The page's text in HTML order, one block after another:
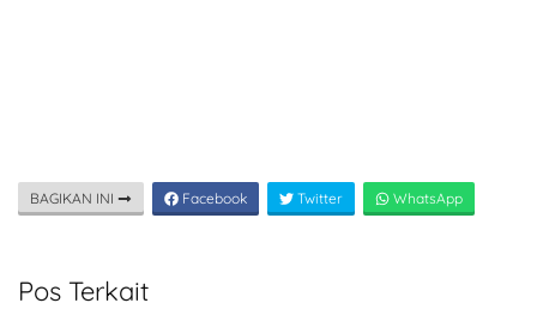
BAGIKAN INI Facebook Twitter WhatsApp
Pos Terkait